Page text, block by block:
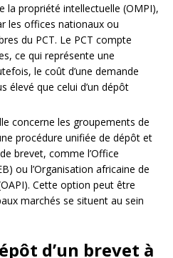
la propriété intellectuelle (OMPI),
les offices nationaux ou
du PCT. Le PCT compte
ce qui représente une
le coût d’une demande
élevé que celui d’un dépôt
concerne les groupements de
procédure unifiée de dépôt et
brevet, comme l’Office
ou l’Organisation africaine de
Cette option peut être
marchés se situent au sein
d’un brevet à